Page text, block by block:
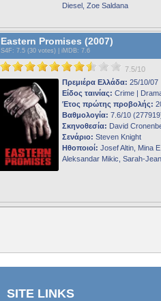
Diesel, Zoe Saldana
Eastern Promises (2007)
S4F : 7.5 (30 votes) | iMDB: 7.6
7.5/10
Πρεμιέρα Ελλάδα: 25/10/07
Είδος ταινίας: Crime |
Έτος πρώτης προβολής:
Βαθμολογία: 7.6/10
Σκηνοθεσία: David
Σενάριο: Steven Knight
Ηθοποιοί: Josef Altin, Mina
Aleksandar Mikic, Sarah-
SITE LINKS